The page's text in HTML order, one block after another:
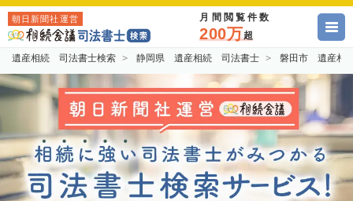
朝日新聞社運営 月間閲覧件数
200万超
遺産相続 司法書士検索 静岡県 遺産相続 司法書士 磐田市 遺産相